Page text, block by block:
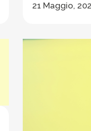
21 Maggio,